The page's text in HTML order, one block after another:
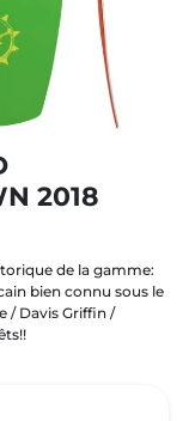
2018
de la gamme:
bien connu sous le
/ Davis Griffin /